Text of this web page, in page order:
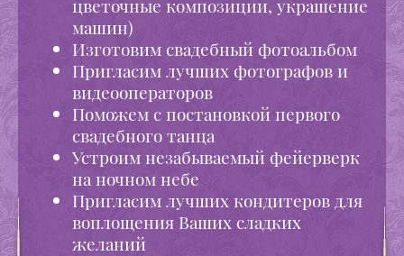
цветочные композиции, украшение
машин)
Изготовим свадебный фотоальбом
Пригласим лучших фотографов и
видеооператоров
Поможем с постановкой первого
свадебного танца
Устроим незабываемый фейерверк
на ночном небе
Пригласим лучших кондитеров для
воплощения Ваших сладких
желаний